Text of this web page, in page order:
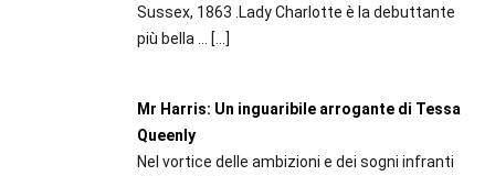
Sussex, 1863 .Lady Charlotte è la debuttante
più bella ...
[…]
Mr Harris: Un inguaribile arrogante di Tessa
Queenly
Nel vortice delle ambizioni e dei sogni infranti